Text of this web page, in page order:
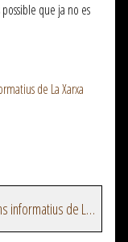
que ja no es
de La Xarxa
Veure més episodis del programa Butlletins informatius de La Xarxa